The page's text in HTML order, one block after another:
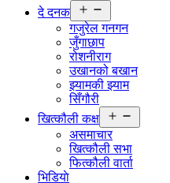
दे दनक
menu
गजुरेल गनगन
जुँगाछाप
रोशनीराग
उखानको बखान
झ्यामकी झ्याम
सिँगौरी
खित्कौली कक्ष
menu
असमाचार
खित्कौली सभा
फित्कौली वार्ता
भिडियाे